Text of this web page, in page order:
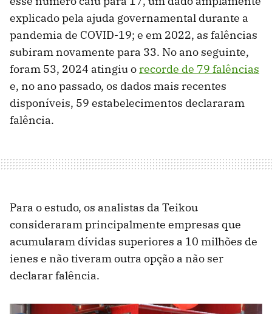
explicado pela ajuda governamental durante a
pandemia de COVID-19; e em 2022, as falências
subiram novamente para 33. No ano seguinte,
foram 53, 2024 atingiu orecorde de 79 falências
e, no ano passado, os dados mais recentes
disponíveis, 59 estabelecimentos declararam
falência.
Para o estudo, os analistas da Teikou
consideraram principalmente empresas que
acumularam dívidas superiores a 10 milhões de
ienes e não tiveram outra opção a não ser
declarar falência.